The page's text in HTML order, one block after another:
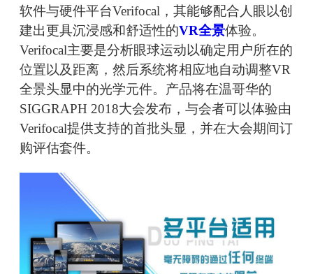
软件与硬件平台Verifocal，其能够配合人眼以创
建出更具沉浸感和舒适性的VR全景体验。
Verifocal主要是分析眼球运动以确定用户所在的
位置以及距离，然后系统将相应地自动调整VR
全景头显中的光学元件。产品将在温哥华的
SIGGRAPH 2018大会发布，与会者可以体验由
Verifocal提供支持的首批头显，并在大会期间订
购评估套件。